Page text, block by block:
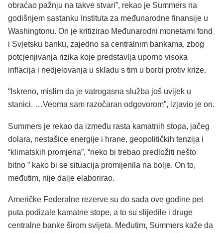
obraćao pažnju na takve stvari”, rekao je Summers na
godišnjem sastanku Instituta za međunarodne finansije u
Washingtonu. On je kritizirao Međunarodni monetarni fond
i Svjetsku banku, zajedno sa centralnim bankama, zbog
potcjenjivanja rizika koje predstavlja uporno visoka
inflacija i nedjelovanja u skladu s tim u borbi protiv krize.
“Iskreno, mislim da je vatrogasna služba još uvijek u
stanici. …Veoma sam razočaran odgovorom”, izjavio je on.
Summers je rekao da između rasta kamatnih stopa, jačeg
dolara, nestašice energije i hrane, geopolitičkih tenzija i
“klimatskih promjena”, “neko bi trebao predložiti nešto
bitno ” kako bi se situacija promijenila na bolje. On to,
međutim, nije dalje elaborirao.
Američke Federalne rezerve su do sada ove godine pet
puta podizale kamatne stope, a to su slijedile i druge
centralne banke širom svijeta. Međutim, Summers kaže da